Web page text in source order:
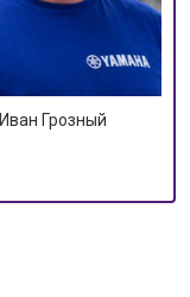
Иван Грозный